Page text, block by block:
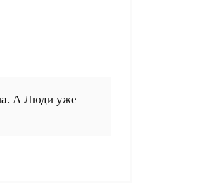
А Люди уже